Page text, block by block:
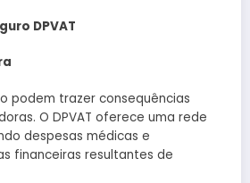
DPVAT
podem trazer consequências
O DPVAT oferece uma rede
despesas médicas e
financeiras resultantes de